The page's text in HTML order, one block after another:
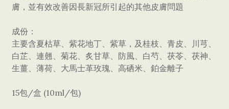
膚，並有效改善因長新冠所引起的其他皮膚問題
成份：
主要含夏枯草、紫花地丁、紫草，及桂枝、青皮、川芎、
白芷、連翹、菊花、炙甘草、防風、白芍、茯苓、茯神、
生薑、薄荷、大馬士革玫瑰、高硒米、鉑金離子
15包/盒 (10ml/包)